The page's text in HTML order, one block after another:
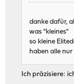
danke dafür,
was "kleines"
so kleine
haben alle
Ich präzisiere: